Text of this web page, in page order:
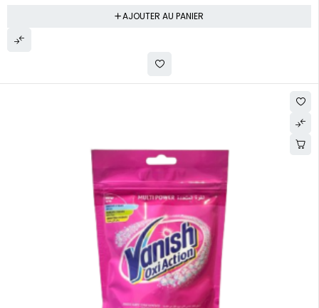
AJOUTER AU PANIER